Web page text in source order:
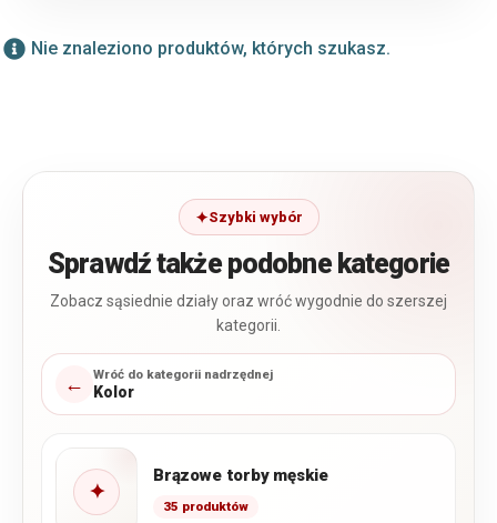
Nie znaleziono produktów, których szukasz.
Szybki wybór
Sprawdź także podobne kategorie
Zobacz sąsiednie działy oraz wróć wygodnie do szerszej
kategorii.
← Wróć do kategorii nadrzędnej
Kolor
✦
Brązowe torby męskie
35 produktów